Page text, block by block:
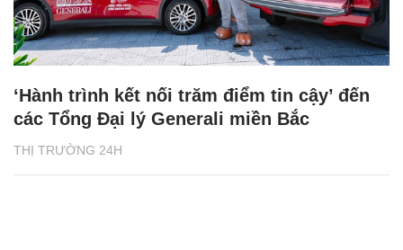
THỊ TRƯỜNG 24H
‘Hành trình kết nối trăm điểm tin cậy’ đến
các Tổng Đại lý Generali miền Bắc